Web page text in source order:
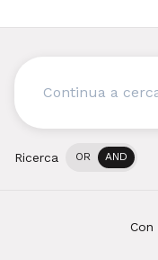
Cerca
Ricerca OR AND
Con